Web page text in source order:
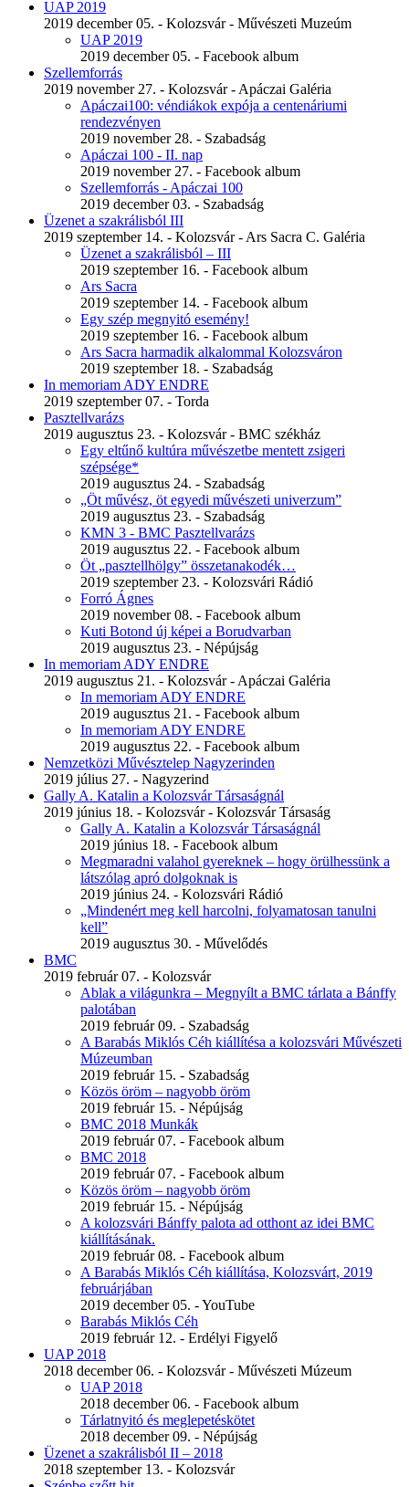
UAP 2019
2019 december 05. - Kolozsvár - Művészeti Muzeúm
UAP 2019
2019 december 05. - Facebook album
Szellemforrás
2019 november 27. - Kolozsvár - Apáczai Galéria
Apáczai100: véndiákok expója a centenáriumi
rendezvényen
2019 november 28. - Szabadság
Apáczai 100 - II. nap
2019 november 27. - Facebook album
Szellemforrás - Apáczai 100
2019 december 03. - Szabadság
Üzenet a szakrálisból III
2019 szeptember 14. - Kolozsvár - Ars Sacra C. Galéria
Üzenet a szakrálisból – III
2019 szeptember 16. - Facebook album
Ars Sacra
2019 szeptember 14. - Facebook album
Egy szép megnyitó esemény!
2019 szeptember 16. - Facebook album
Ars Sacra harmadik alkalommal Kolozsváron
2019 szeptember 18. - Szabadság
In memoriam ADY ENDRE
2019 szeptember 07. - Torda
Pasztellvarázs
2019 augusztus 23. - Kolozsvár - BMC székház
Egy eltűnő kultúra művészetbe mentett zsigeri
szépsége*
2019 augusztus 24. - Szabadság
„Öt művész, öt egyedi művészeti univerzum”
2019 augusztus 23. - Szabadság
KMN 3 - BMC Pasztellvarázs
2019 augusztus 22. - Facebook album
Öt „pasztellhölgy” összetanakodék…
2019 szeptember 23. - Kolozsvári Rádió
Forró Ágnes
2019 november 08. - Facebook album
Kuti Botond új képei a Borudvarban
2019 augusztus 23. - Népújság
In memoriam ADY ENDRE
2019 augusztus 21. - Kolozsvár - Apáczai Galéria
In memoriam ADY ENDRE
2019 augusztus 21. - Facebook album
In memoriam ADY ENDRE
2019 augusztus 22. - Facebook album
Nemzetközi Művésztelep Nagyzerinden
2019 július 27. - Nagyzerind
Gally A. Katalin a Kolozsvár Társaságnál
2019 június 18. - Kolozsvár - Kolozsvár Társaság
Gally A. Katalin a Kolozsvár Társaságnál
2019 június 18. - Facebook album
Megmaradni valahol gyereknek – hogy örülhessünk a
látszólag apró dolgoknak is
2019 június 24. - Kolozsvári Rádió
„Mindenért meg kell harcolni, folyamatosan tanulni
kell”
2019 augusztus 30. - Művelődés
BMC
2019 február 07. - Kolozsvár
Ablak a világunkra – Megnyílt a BMC tárlata a Bánffy
palotában
2019 február 09. - Szabadság
A Barabás Miklós Céh kiállítésa a kolozsvári Művészeti
Múzeumban
2019 február 15. - Szabadság
Közös öröm – nagyobb öröm
2019 február 15. - Népújság
BMC 2018 Munkák
2019 február 07. - Facebook album
BMC 2018
2019 február 07. - Facebook album
Közös öröm – nagyobb öröm
2019 február 15. - Népújság
A kolozsvári Bánffy palota ad otthont az idei BMC
kiállításának.
2019 február 08. - Facebook album
A Barabás Miklós Céh kiállítása, Kolozsvárt, 2019
februárjában
2019 december 05. - YouTube
Barabás Miklós Céh
2019 február 12. - Erdélyi Figyelő
UAP 2018
2018 december 06. - Kolozsvár - Művészeti Múzeum
UAP 2018
2018 december 06. - Facebook album
Tárlatnyitó és meglepetéskötet
2018 december 09. - Népújság
Üzenet a szakrálisból II – 2018
2018 szeptember 13. - Kolozsvár